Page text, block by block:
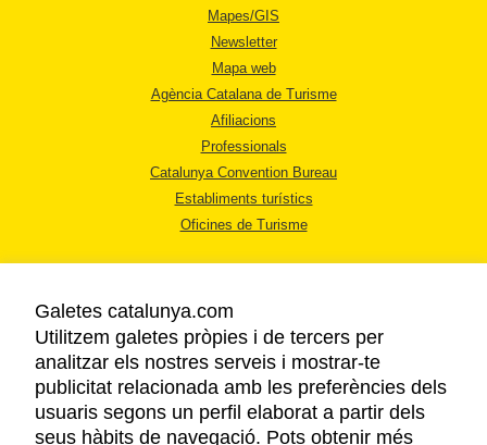
Mapes/GIS
Newsletter
Mapa web
Agència Catalana de Turisme
Afiliacions
Professionals
Catalunya Convention Bureau
Establiments turístics
Oficines de Turisme
AVÍS LEGAL
POLÍTICA DE PRIVACITAT
COOKIES
Galetes catalunya.com
Utilitzem galetes pròpies i de tercers per
analitzar els nostres serveis i mostrar-te
publicitat relacionada amb les preferències dels
usuaris segons un perfil elaborat a partir dels
seus hàbits de navegació. Pots obtenir més